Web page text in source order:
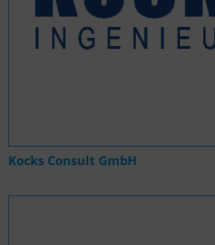
Kocks Consult GmbH